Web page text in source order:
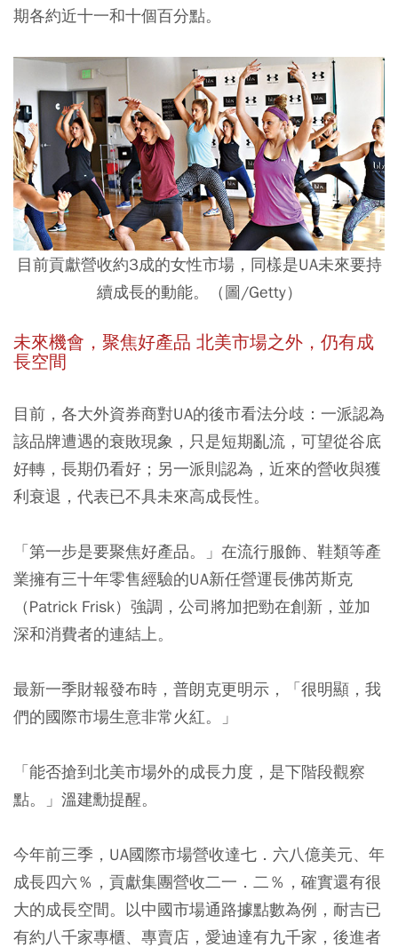
期各約近十一和十個百分點。
目前貢獻營收約3成的女性市場，同樣是UA未來要持
續成長的動能。（圖/Getty）
未來機會，聚焦好產品 北美市場之外，仍有成
長空間
目前，各大外資券商對UA的後市看法分歧：一派認為
該品牌遭遇的衰敗現象，只是短期亂流，可望從谷底
好轉，長期仍看好；另一派則認為，近來的營收與獲
利衰退，代表已不具未來高成長性。
「第一步是要聚焦好產品。」在流行服飾、鞋類等產
業擁有三十年零售經驗的UA新任營運長佛芮斯克
（Patrick Frisk）強調，公司將加把勁在創新，並加
深和消費者的連結上。
最新一季財報發布時，普朗克更明示，「很明顯，我
們的國際市場生意非常火紅。」
「能否搶到北美市場外的成長力度，是下階段觀察
點。」溫建勳提醒。
今年前三季，UA國際市場營收達七．六八億美元、年
成長四六％，貢獻集團營收二一．二％，確實還有很
大的成長空間。以中國市場通路據點數為例，耐吉已
有約八千家專櫃、專賣店，愛迪達有九千家，後進者